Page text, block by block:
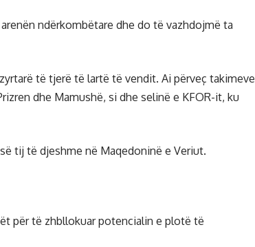
ndërkombëtare dhe do të vazhdojmë ta
të tjerë të lartë të vendit. Ai përveç takimeve
dhe Mamushë, si dhe selinë e KFOR-it, ku
tij të djeshme në Maqedoninë e Veriut.
për të zhbllokuar potencialin e plotë të